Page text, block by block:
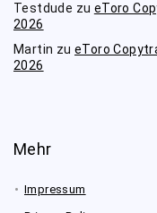
Testdude zu eToro
2026
Martin zueToro
2026
Mehr
Impressum